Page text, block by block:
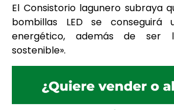
El Consistorio lagunero subraya
bombillas LED se conseguirá
energético, además de ser
sostenible».